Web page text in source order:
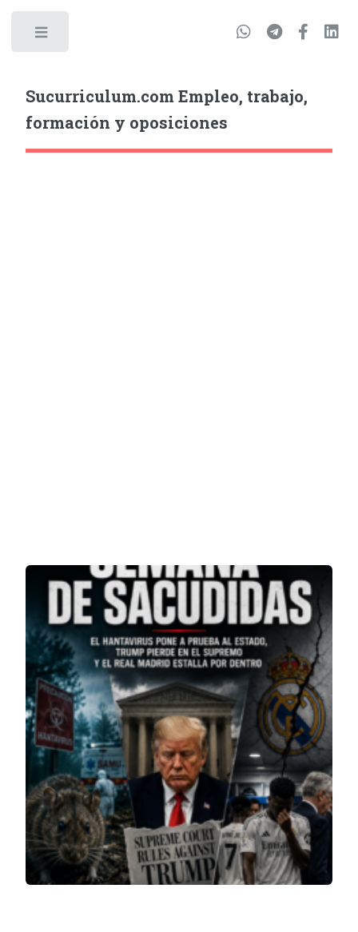
Sucurriculum.com Empleo, trabajo,
formación y oposiciones